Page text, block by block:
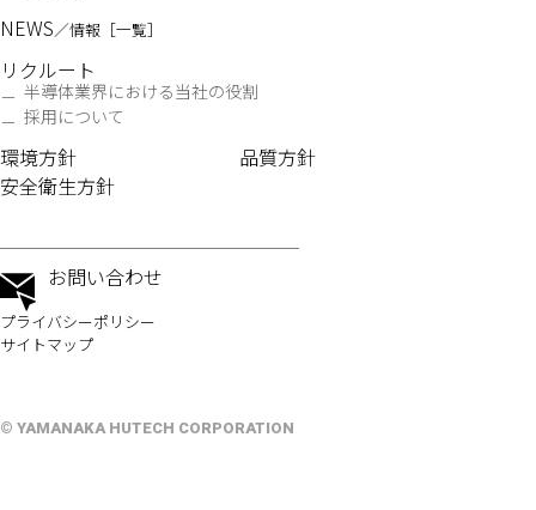
NEWS／情報［一覧］
リクルート
半導体業界における当社の役割
採用について
環境方針
品質方針
安全衛生方針
お問い合わせ
プライバシーポリシー
サイトマップ
© YAMANAKA HUTECH CORPORATION